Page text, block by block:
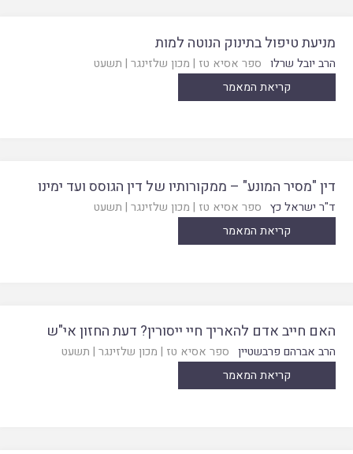
מניעת טיפול בתינוק הנוטה למות
הרב יובל שרלו ספר אסיא טז | מכון שלזינגר | תשעט
קריאת המאמר
דין "מסיר המונע" – ממקורותיו של דין הגוסס ועד ימינו
ד"ר ישראל כץ ספר אסיא טז | מכון שלזינגר | תשעט
קריאת המאמר
האם חייב אדם להאריך חיי ייסורין? דעת החזון אי"ש
הרב אברהם פרבשטיין ספר אסיא טז | מכון שלזינגר | תשעט
קריאת המאמר